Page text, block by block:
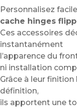
Personnalisez
cache hinges
Ces accessoires
instantanément
l’apparence du
ni installation
Grâce à leur
définition,
ils apportent une